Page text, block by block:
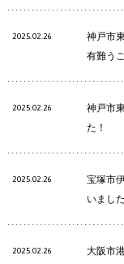
2025.02.26
神戸市
有難う
2025.02.26
神戸市
た！
2025.02.26
宝塚市
いまし
2025.02.26
大阪市